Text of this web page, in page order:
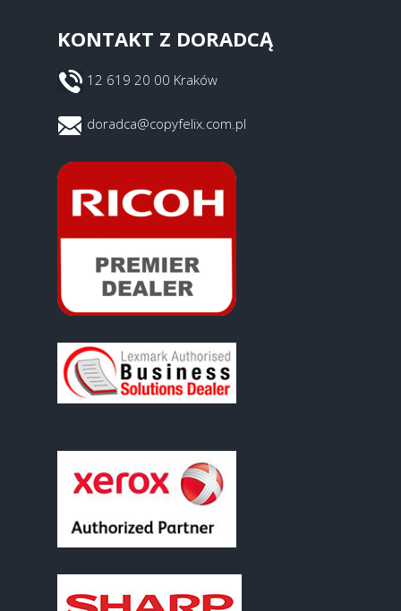
KONTAKT Z DORADCĄ
12 619 20 00 Kraków
doradca@copyfelix.com.pl